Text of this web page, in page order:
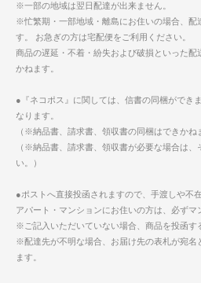
※一部の地域は翌日配達が出来ません。
※忙繁期・一部地域・離島にお住いの場合、配
す。 お急ぎの方は宅配便をご利用ください。
商品の遅延・不着・紛失および破損といった配
かねます。
●『ネコポス』に関しては、信書の同梱ができ
なります。
（※納品書、請求書、領収書の同梱はできかね
（※納品書、請求書、領収書が必要な場合は、
い。）
●ポストへ直接投函されますので、手渡しや不
アパート・マンションにお住いの方は、必ずマ
※ご記入いただいていない場合、商品を投函す
※配達先が不明な場合、お届け先の表札が宛名
ます。